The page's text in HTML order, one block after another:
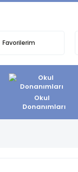
Favorilerim
Okul
Donanımları